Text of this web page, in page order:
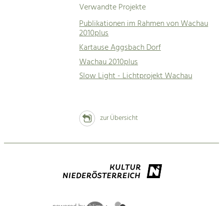
Verwandte Projekte
Publikationen im Rahmen von Wachau
2010plus
Kartause Aggsbach Dorf
Wachau 2010plus
Slow Light - Lichtprojekt Wachau
zur Übersicht